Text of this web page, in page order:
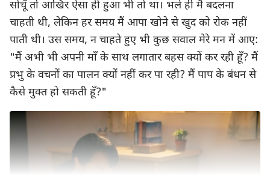
सोचूँ तो आखिर ऐसा ही हुआ भी तो था। भले ही मैं बदलना
चाहती थी, लेकिन हर समय मैं आपा खोने से खुद को रोक नहीं
पाती थी। उस समय, न चाहते हुए भी कुछ सवाल मेरे मन में आए:
"मैं अभी भी अपनी माँ के साथ लगातार बहस क्यों कर रही हूँ? मैं
प्रभु के वचनों का पालन क्यों नहीं कर पा रही? मैं पाप के बंधन से
कैसे मुक्त हो सकती हूँ?"